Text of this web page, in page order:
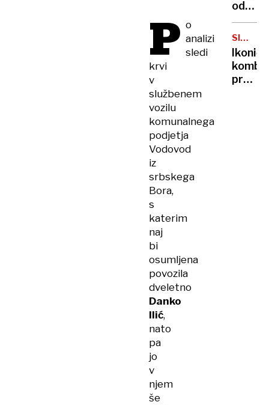
P o
analizi
sledi
krvi
v
službenem
vozilu
komunalnega
podjetja
Vodovod
iz
srbskega
Bora,
s
katerim
naj
bi
osumljena
povozila
dveletno
Danko
Ilić,
nato
pa
jo
v
njem
še
njen
sin
zaradi
raka
SIMBOL
kombi